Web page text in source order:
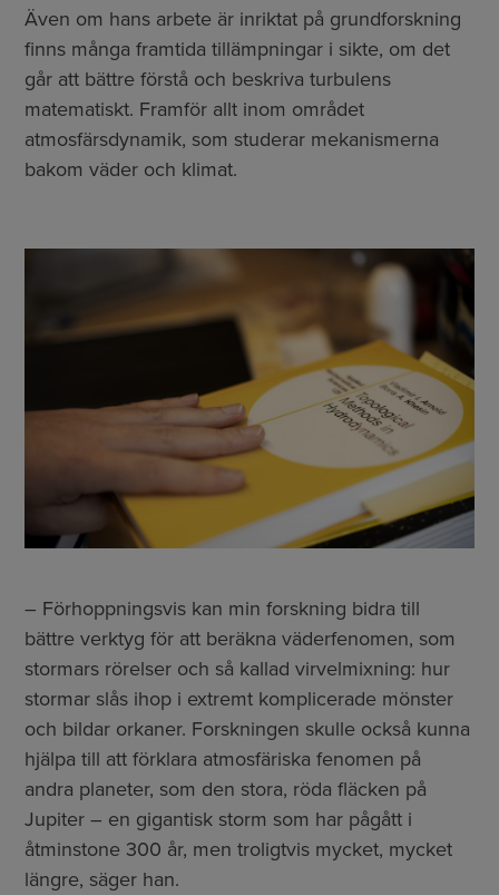
Även om hans arbete är inriktat på grundforskning
finns många framtida tillämpningar i sikte, om det
går att bättre förstå och beskriva turbulens
matematiskt. Framför allt inom området
atmosfärsdynamik, som studerar mekanismerna
bakom väder och klimat.
– Förhoppningsvis kan min forskning bidra till
bättre verktyg för att beräkna väderfenomen, som
stormars rörelser och så kallad virvelmixning: hur
stormar slås ihop i extremt komplicerade mönster
och bildar orkaner. Forskningen skulle också kunna
hjälpa till att förklara atmosfäriska fenomen på
andra planeter, som den stora, röda fläcken på
Jupiter – en gigantisk storm som har pågått i
åtminstone 300 år, men troligtvis mycket, mycket
längre, säger han.